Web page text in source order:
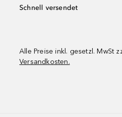
Schnell versendet
Alle Preise inkl. gesetzl. MwSt
Versandkosten.